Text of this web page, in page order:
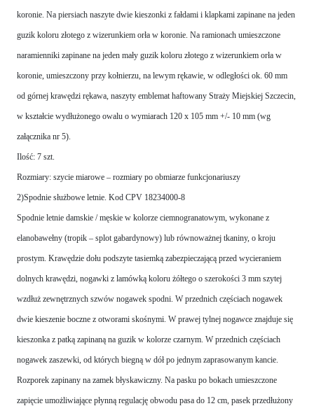
koronie. Na piersiach naszyte dwie kieszonki z fałdami i klapkami zapinane na jeden
guzik koloru złotego z wizerunkiem orła w koronie. Na ramionach umieszczone
naramienniki zapinane na jeden mały guzik koloru złotego z wizerunkiem orła w
koronie, umieszczony przy kołnierzu, na lewym rękawie, w odległości ok. 60 mm
od górnej krawędzi rękawa, naszyty emblemat haftowany Straży Miejskiej Szczecin,
w kształcie wydłużonego owalu o wymiarach 120 x 105 mm +/- 10 mm (wg
załącznika nr 5).
Ilość: 7 szt.
Rozmiary: szycie miarowe – rozmiary po obmiarze funkcjonariuszy
2)Spodnie służbowe letnie. Kod CPV 18234000-8
Spodnie letnie damskie / męskie w kolorze ciemnogranatowym, wykonane z
elanobawełny (tropik – splot gabardynowy) lub równoważnej tkaniny, o kroju
prostym. Krawędzie dołu podszyte tasiemką zabezpieczającą przed wycieraniem
dolnych krawędzi, nogawki z lamówką koloru żółtego o szerokości 3 mm szytej
wzdłuż zewnętrznych szwów nogawek spodni. W przednich częściach nogawek
dwie kieszenie boczne z otworami skośnymi. W prawej tylnej nogawce znajduje się
kieszonka z patką zapinaną na guzik w kolorze czarnym. W przednich częściach
nogawek zaszewki, od których biegną w dół po jednym zaprasowanym kancie.
Rozporek zapinany na zamek błyskawiczny. Na pasku po bokach umieszczone
zapięcie umożliwiające płynną regulację obwodu pasa do 12 cm, pasek przedłużony